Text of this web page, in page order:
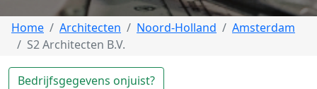
Home Architecten Noord-Holland
Amsterdam
S2 Architecten B.V.
Bedrijfsgegevens onjuist?